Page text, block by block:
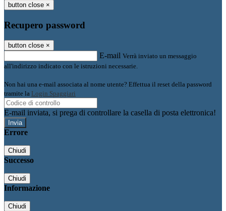
button close ×
Recupero password
button close ×
E-mail Verrà inviato un messaggio
all'indirizzo indicato con le istruzioni necessarie.
Non hai una e-mail associata al nome utente? Effettua il reset della password
tramite la Login Spaggiari
E-mail inviata, si prega di controllare la casella di posta elettronica!
Errore
Chiudi
Successo
Chiudi
Informazione
Chiudi